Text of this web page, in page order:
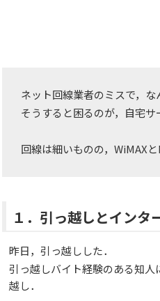
ネット回線業者のミスで，な
そうすると困るのが，自宅サ
回線は細いものの，WiMAX
１．引っ越しとインタ
昨日，引っ越しした．
引っ越しバイト経験のある知
越し．